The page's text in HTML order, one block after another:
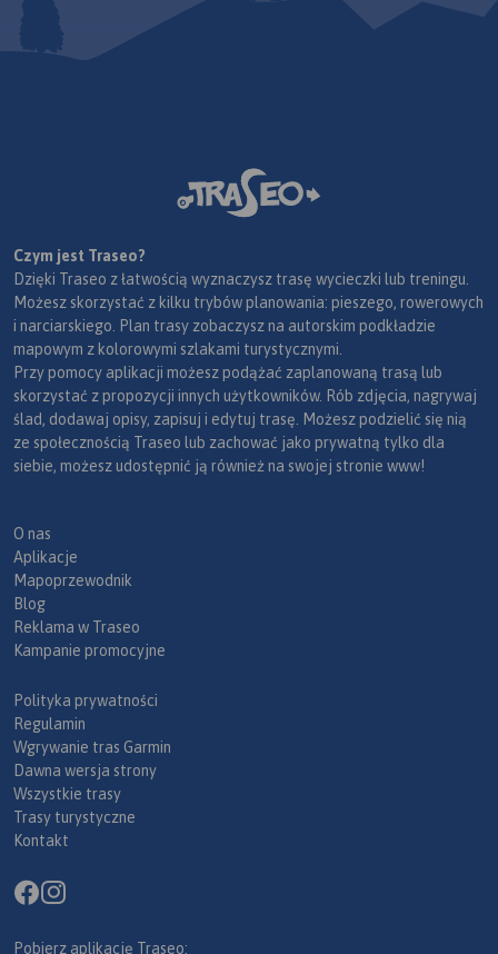
Czym jest Traseo?
Dzięki Traseo z łatwością wyznaczysz trasę wycieczki lub treningu.
Możesz skorzystać z kilku trybów planowania: pieszego, rowerowych
i narciarskiego. Plan trasy zobaczysz na autorskim podkładzie
mapowym z kolorowymi szlakami turystycznymi.
Przy pomocy aplikacji możesz podążać zaplanowaną trasą lub
skorzystać z propozycji innych użytkowników. Rób zdjęcia, nagrywaj
ślad, dodawaj opisy, zapisuj i edytuj trasę. Możesz podzielić się nią
ze społecznością Traseo lub zachować jako prywatną tylko dla
siebie, możesz udostępnić ją również na swojej stronie www!
O nas
Aplikacje
Mapoprzewodnik
Blog
Reklama w Traseo
Kampanie promocyjne
Polityka prywatności
Regulamin
Wgrywanie tras Garmin
Dawna wersja strony
Wszystkie trasy
Trasy turystyczne
Kontakt
Pobierz aplikację Traseo: